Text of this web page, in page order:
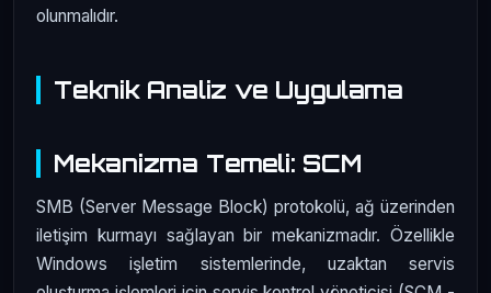
olunmalıdır.
Teknik Analiz ve Uygulama
Mekanizma Temeli: SCM
SMB (Server Message Block) protokolü, ağ üzerinden
iletişim kurmayı sağlayan bir mekanizmadır. Özellikle
Windows işletim sistemlerinde, uzaktan servis